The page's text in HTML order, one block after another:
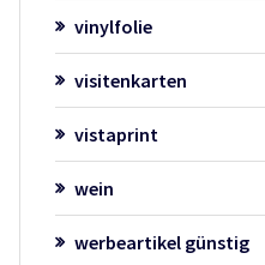
vinylfolie
visitenkarten
vistaprint
wein
werbeartikel günstig